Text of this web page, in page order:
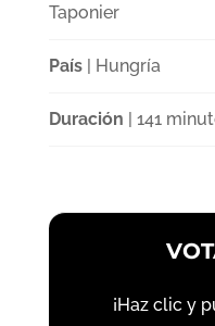
Taponier
País| Hungría
Duración | 141
¡Haz clic y